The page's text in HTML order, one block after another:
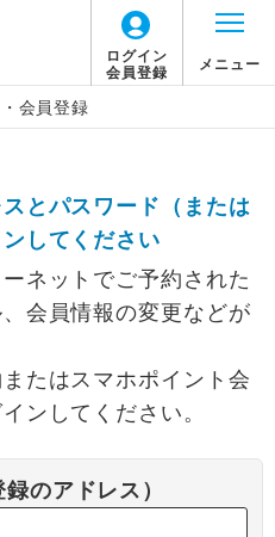
ログイン
会員登録
メニュー
会員登録
とパスワード（または
してください
ネットでご予約された
会員情報の変更などが
たはスマホポイント会
ンしてください。
のアドレス）